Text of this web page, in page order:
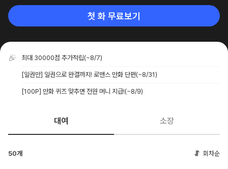
첫 화 무료보기
최대 30000점 추가적립(~8/7)
[일권만] 일권으로 완결까지! 로맨스 만화 단편(~8/31)
[100P] 만화 퀴즈 맞추면 전원 머니 지급!(~8/9)
대여 소장
50개 회차순